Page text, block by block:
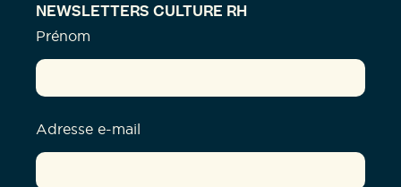
NEWSLETTERS CULTURE RH
Prénom
Adresse e-mail